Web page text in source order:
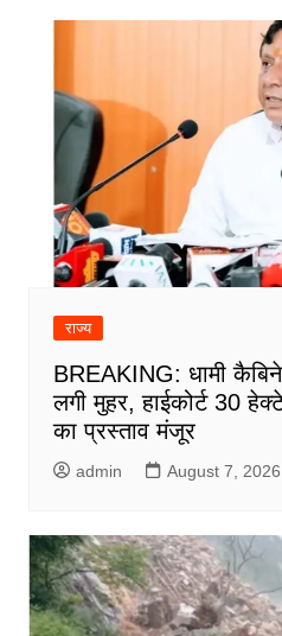
राज्य
BREAKING: धामी
लगी मुहर, हाईकोर्ट 30
का प्रस्ताव मंजूर
admin August 7, 2026